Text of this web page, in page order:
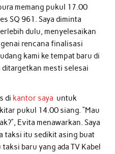
memang pukul 17.00
SQ 961. Saya diminta
dulu, menyelesaikan
rencana finalisasi
kami ke tempat baru di
ditargetkan mesti selesai
di kantor saya untuk
pukul 14.00 siang. “Mau
Evita menawarkan. Saya
taksi itu sedikit asing buat
baru yang ada TV Kabel